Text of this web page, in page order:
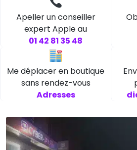
Apeller un conseiller
expert Apple au
01 42 81 35 48
Me déplacer en boutique
sans rendez-vous
Adresses